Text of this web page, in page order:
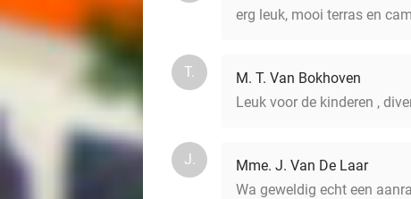
erg leuk, mooi terras en
T.
M. T. Van Bokhoven
Leuk voor de kinderen ,
J.
Mme. J. Van De Laar
Wa geweldig echt een